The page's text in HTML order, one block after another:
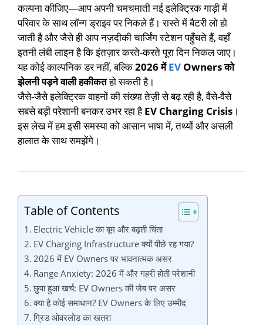
कल्पना कीजिए—आप अपनी चमचमाती नई इलेक्ट्रिक गाड़ी में
परिवार के साथ लॉन्ग ड्राइव पर निकले हैं। रास्ते में बैटरी लो हो
जाती है और जैसे ही आप नज़दीकी चार्जिंग स्टेशन पहुँचते हैं, वहाँ
इतनी लंबी लाइन है कि इंतज़ार करते-करते पूरा दिन निकल जाए।
यह कोई काल्पनिक डर नहीं, बल्कि2026 मेंEV Owners को
झेलनी पड़ने वाली हकीकतहो सकती है।
जैसे-जैसे इलेक्ट्रिक वाहनों की संख्या तेज़ी से बढ़ रही है, वैसे-वैसे
सबसे बड़ी परेशानी बनकर उभर रहा हैEV Charging Crisis ।
इस लेख में हम इसी समस्या को आसान भाषा में, तथ्यों और असली
हालात के साथ समझेंगे।
Table of Contents
Electric Vehicle का बूम और बढ़ती चिंता
EV Charging Infrastructure क्यों पीछे रह गया?
2026 में EV Owners पर भावनात्मक असर
Range Anxiety: 2026 में और गहरी होती परेशानी
छुपा हुआ खर्च: EV Owners की जेब पर असर
क्या है कोई समाधान? EV Owners के लिए उम्मीद
ग्रिड ओवरलोड का खतरा